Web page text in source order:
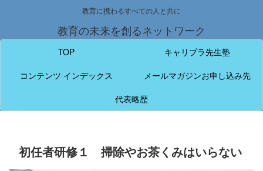
教育に携わるすべての人と共に
教育の未来を創るネットワーク
TOP
キャリプラ先生塾
コンテンツ インデックス
メールマガジンお申し込み先
代表略歴
初任者研修１ 掃除やお茶くみはいらない